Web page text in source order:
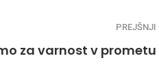
PREJŠNJI
za varnost v prometu